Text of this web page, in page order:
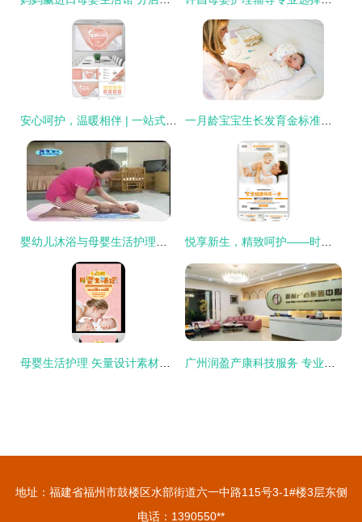
地址：福建省福州市鼓楼区水部街道六一中路115号3-1#楼3层东侧
电话：1390550**